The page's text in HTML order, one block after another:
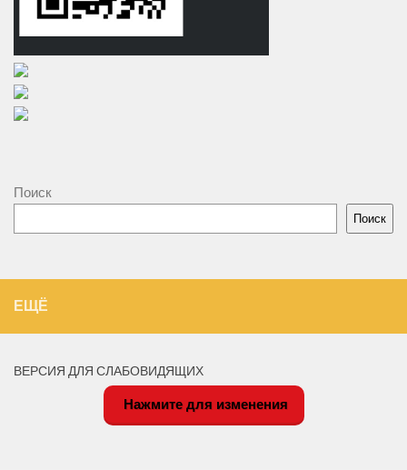
Поиск
Поиск
ЕЩЁ
ВЕРСИЯ ДЛЯ СЛАБОВИДЯЩИХ
Нажмите для изменения